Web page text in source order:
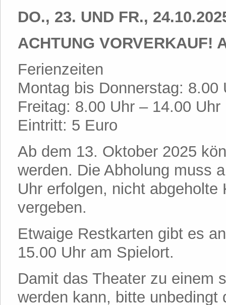
DO., 23. UND FR.,
ACHTUNG VORVERKAUF!
Ferienzeiten
Montag bis Donnerstag: 8.00
Freitag: 8.00 Uhr – 14.00 Uhr
Eintritt: 5 Euro
Ab dem 13. Oktober 2025
werden. Die Abholung muss
Uhr erfolgen, nicht
vergeben.
Etwaige Restkarten gibt es
15.00 Uhr am Spielort.
Damit das Theater zu einem
werden kann, bitte unbedingt